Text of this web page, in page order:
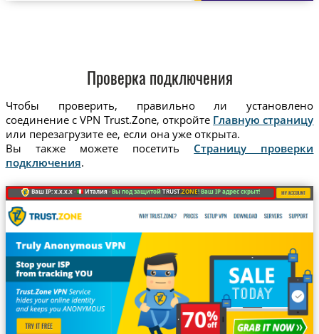
Проверка подключения
Чтобы проверить, правильно ли установлено
соединение с VPN Trust.Zone, откройте Главную страницу
или перезагрузите ее, если она уже открыта.
Вы также можете посетить Страницу проверки
подключения.
Ваш IP: x.x.x.x · Италия ·Вы под защитойTRUST.ZONE! Ваш IP адрес скрыт!